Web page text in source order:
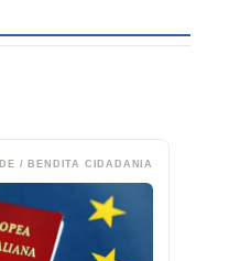
/ BENDITA CIDADANIA